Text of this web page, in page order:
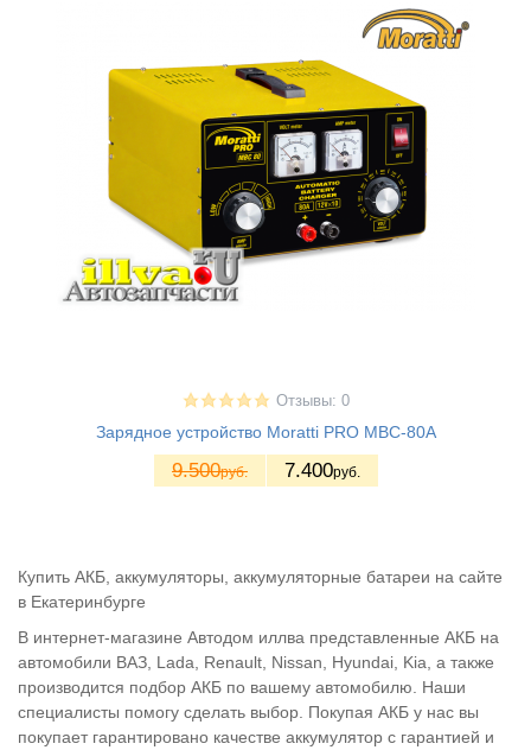
Отзывы: 0
Зарядное устройство Moratti PRO MBC-80A
9.500руб. 7.400руб.
Купить АКБ, аккумуляторы, аккумуляторные батареи на сайте
в Екатеринбурге
В интернет-магазине Автодом иллва представленные АКБ на
автомобили ВАЗ, Lada, Renault, Nissan, Hyundai, Kia, а также
производится подбор АКБ по вашему автомобилю. Наши
специалисты помогу сделать выбор. Покупая АКБ у нас вы
покупает гарантировано качестве аккумулятор с гарантией и